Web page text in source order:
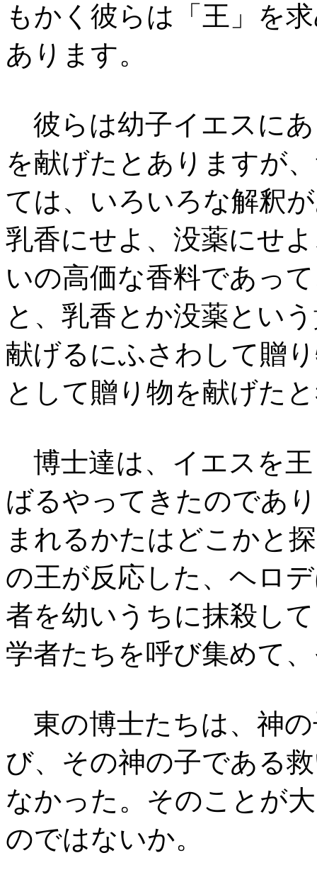
もかく彼らは「王」を
あります。
彼らは幼子イエスに
を献げたとありますが
ては、いろいろな解釈
乳香にせよ、没薬にせ
いの高価な香料であっ
と、乳香とか没薬とい
献げるにふさわして贈
として贈り物を献げた
博士達は、イエスを
ばるやってきたのであ
まれるかたはどこかと
の王が反応した、ヘロ
者を幼いうちに抹殺し
学者たちを呼び集めて
東の博士たちは、神
び、その神の子である
なかった。そのことが
のではないか。